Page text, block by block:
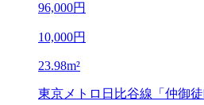
96,000円
10,000円
23.98m²
東京メトロ日比谷線「仲御